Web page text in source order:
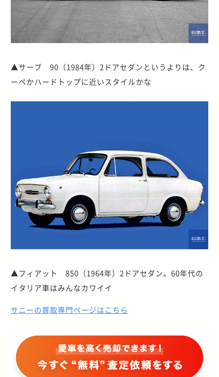
▲サーブ 90（1984年）2ドアセダンというよりは、ク
ーペかハードトップに近いスタイルかな
▲フィアット 850（1964年）2ドアセダン。60年代の
イタリア車はみんなカワイイ
サニーの買取専門ページはこちら